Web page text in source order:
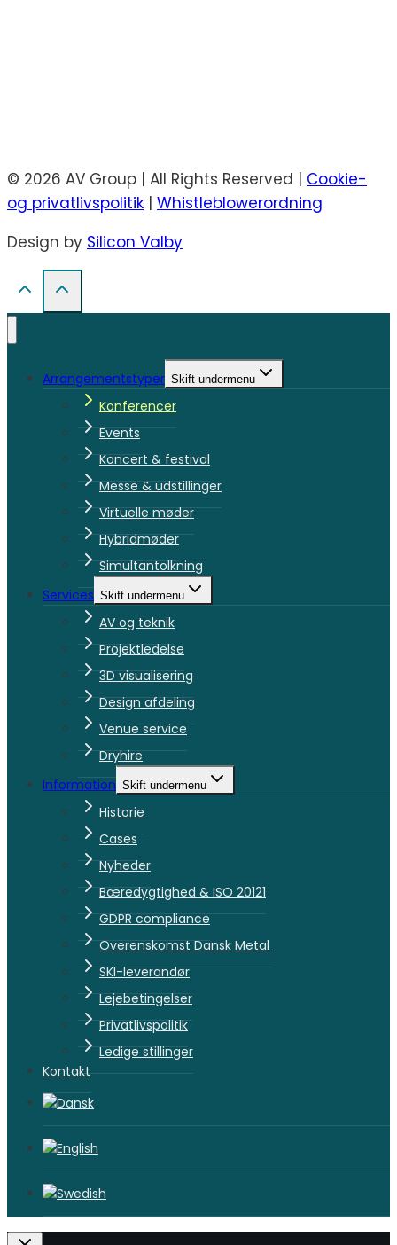
© 2026 AV Group | All Rights Reserved | Cookie-
og privatlivspolitik | Whistleblowerordning
Design by Silicon Valby
Arrangementstyper Skift undermenu
Konferencer
Events
Koncert & festival
Messe & udstillinger
Virtuelle møder
Hybridmøder
Simultantolkning
Services Skift undermenu
AV og teknik
Projektledelse
3D visualisering
Design afdeling
Venue service
Dryhire
Information Skift undermenu
Historie
Cases
Nyheder
Bæredygtighed & ISO 20121
GDPR compliance
Overenskomst Dansk Metal
SKI-leverandør
Lejebetingelser
Privatlivspolitik
Ledige stillinger
Kontakt